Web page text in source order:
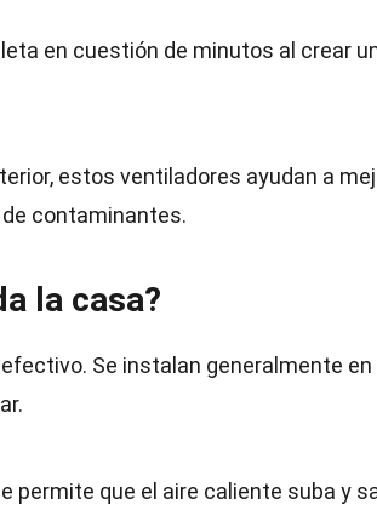
en cuestión de minutos al crear
estos ventiladores ayudan a
contaminantes.
la casa?
Se instalan generalmente en
permite que el aire caliente suba y